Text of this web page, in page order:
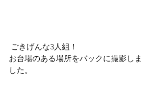
ごきげんな3人組！
お台場のある場所をバックに撮影しま
した。